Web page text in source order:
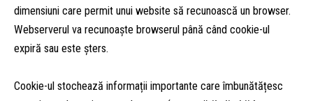
dimensiuni care permit unui website să recunoască un browser.
Webserverul va recunoaște browserul până când cookie-ul
expiră sau este șters.
Cookie-ul stochează informații importante care îmbunătățesc